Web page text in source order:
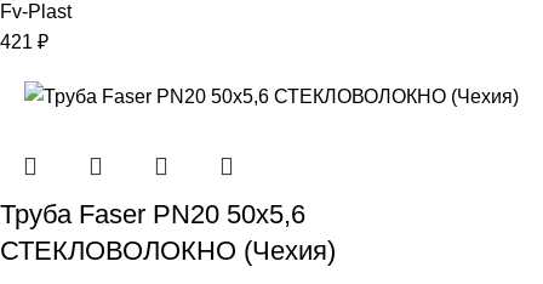
Fv-Plast
421 ₽
Труба Faser PN20 50х5,6
СТЕКЛОВОЛОКНО (Чехия)